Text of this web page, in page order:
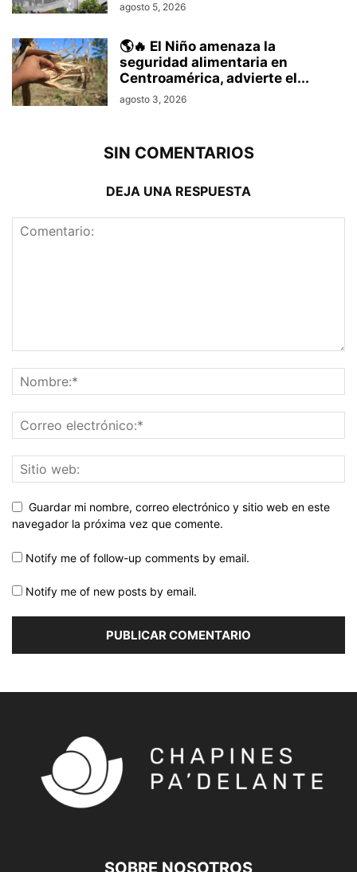
agosto 5, 2026
🌎🔥 El Niño amenaza la
seguridad alimentaria en
Centroamérica, advierte el...
agosto 3, 2026
SIN COMENTARIOS
DEJA UNA RESPUESTA
Guardar mi nombre, correo electrónico y sitio web en este
navegador la próxima vez que comente.
Notify me of follow-up comments by email.
Notify me of new posts by email.